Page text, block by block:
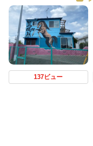
137ビュー